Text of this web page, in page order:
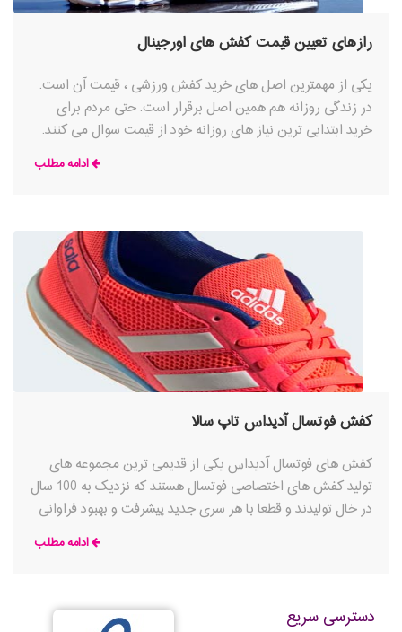
رازهای تعیین قیمت کفش های اورجینال
یکی از مهمترین اصل های خرید کفش ورزشی ، قیمت آن است.
در زندگی روزانه هم همین اصل برقرار است. حتی مردم برای
خرید ابتدایی ترین نیاز های روزانه خود از قیمت سوال می کنند.
سیاست شرکت های تولیدی همیشه بر این اصل استوارادامه مطلب
کفش فوتسال آدیداس تاپ سالا
کفش های فوتسال آدیداس یکی از قدیمی ترین مجموعه های
تولید کفش های اختصاصی فوتسال هستند که نزدیک به 100 سال
در خال تولیدند و قطعا با هر سری جدید پیشرفت و بهبود فراوانی
در آنها حاصل می شود. با پوشیدن کفش های فوتسال آدیداس
می توانید از فعالیت خود به عنوان یک بازیون حرفه ای بدون هیچ
ادامه مطلب
دسترسی سریع